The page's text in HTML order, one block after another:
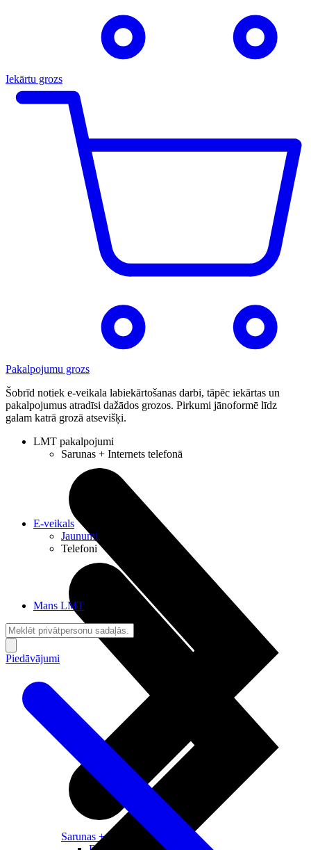
Iekārtu grozs
Pakalpojumu grozs
Šobrīd notiek e-veikala labiekārtošanas darbi, tāpēc iekārtas un
pakalpojumus atradīsi dažādos grozos. Pirkumi jānoformē līdz
galam katrā grozā atsevišķi.
LMT pakalpojumi
Sarunas + Internets telefonā
Sarunas + Internets
E-veikals
Jaunumi
Telefoni
Mans LMT
Piedāvājumi